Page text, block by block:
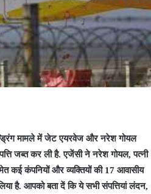
मामले में जेट एयरवेज और नरेश गोयल
जब्त कर ली है. एजेंसी ने नरेश गोयल, पत्नी
कई कंपनियों और व्यक्तियों की 17 आवासीय
है. आपको बता दें कि ये सभी संपत्तियां लंदन,